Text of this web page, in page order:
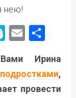
нею!
Skype
Email
Ирина
,
провести